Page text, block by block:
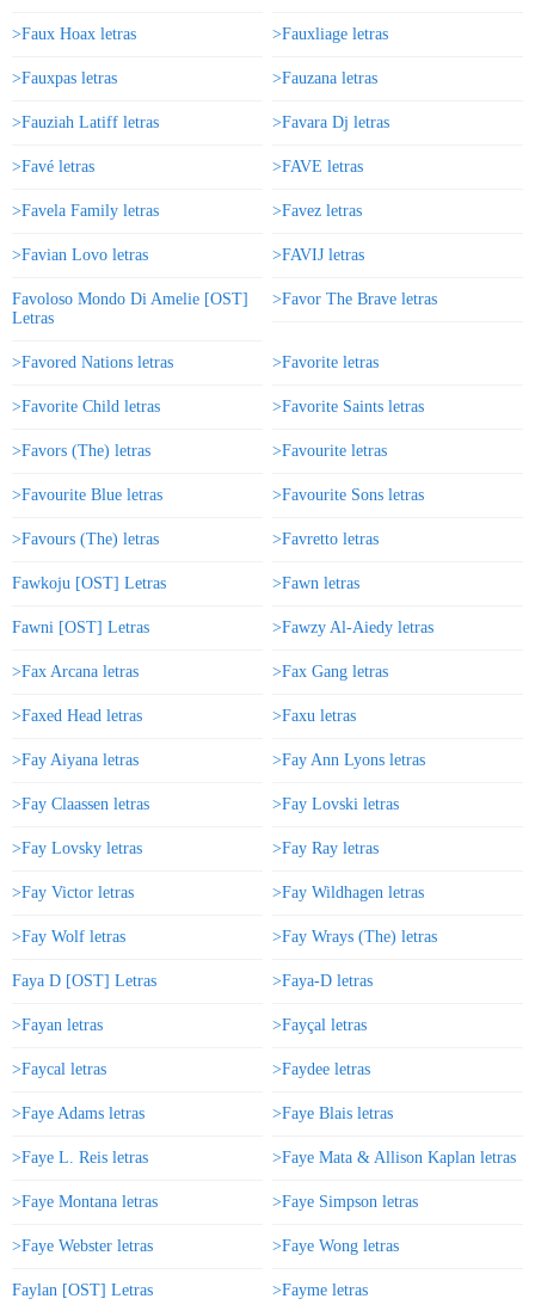
>Faux Hoax letras >Fauxliage letras
>Fauxpas letras >Fauzana letras
>Fauziah Latiff letras >Favara Dj letras
>Favé letras >FAVE letras
>Favela Family letras >Favez letras
>Favian Lovo letras >FAVIJ letras
Favoloso Mondo Di Amelie [OST]
Letras
>Favor The Brave letras
>Favored Nations letras >Favorite letras
>Favorite Child letras >Favorite Saints letras
>Favors (The) letras >Favourite letras
>Favourite Blue letras >Favourite Sons letras
>Favours (The) letras >Favretto letras
Fawkoju [OST] Letras >Fawn letras
Fawni [OST] Letras >Fawzy Al-Aiedy letras
>Fax Arcana letras >Fax Gang letras
>Faxed Head letras >Faxu letras
>Fay Aiyana letras >Fay Ann Lyons letras
>Fay Claassen letras >Fay Lovski letras
>Fay Lovsky letras >Fay Ray letras
>Fay Victor letras >Fay Wildhagen letras
>Fay Wolf letras >Fay Wrays (The) letras
Faya D [OST] Letras >Faya-D letras
>Fayan letras >Fayçal letras
>Faycal letras >Faydee letras
>Faye Adams letras >Faye Blais letras
>Faye L. Reis letras >Faye Mata & Allison Kaplan letras
>Faye Montana letras >Faye Simpson letras
>Faye Webster letras >Faye Wong letras
Faylan [OST] Letras >Fayme letras